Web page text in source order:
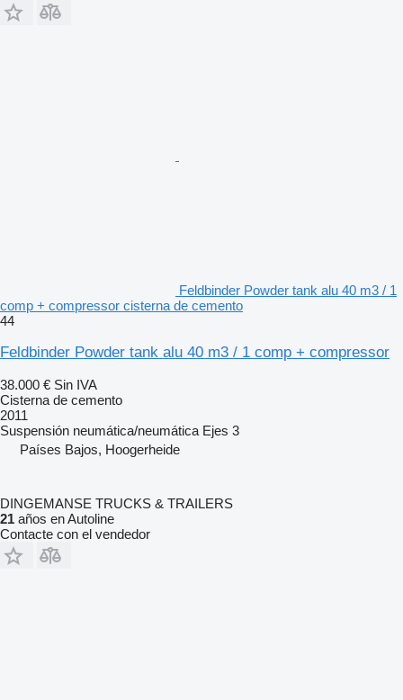
Feldbinder Powder tank alu 40 m3 / 1
comp + compressor cisterna de cemento
44
Feldbinder Powder tank alu 40 m3 / 1 comp + compressor
38.000 € Sin IVA
Cisterna de cemento
2011
Suspensión neumática/neumática Ejes 3
Países Bajos, Hoogerheide
DINGEMANSE TRUCKS & TRAILERS
21 años en Autoline
Contacte con el vendedor